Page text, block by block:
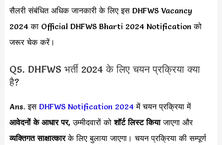
सैलरी संबंधित अधिक जानकारी के लिए इस DHFWS Vacancy
2024 का Official DHFWS Bharti 2024 Notification को
जरूर चेक करें।
Q5. DHFWS भर्ती 2024 के लिए चयन प्रक्रिया क्या
है?
Ans. इस DHFWS Notification 2024 में चयन प्रक्रिया में
आवेदनों के आधार पर, उम्मीदवारों कोशॉर्ट लिस्ट कियाजाएगा और
व्यक्तिगत साक्षात्कारके लिए बुलाया जाएगा। चयन प्रक्रिया की सम्पूर्ण